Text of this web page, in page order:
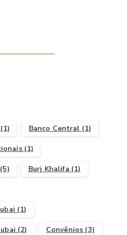
(1) Banco Central (1)
(1)
(5) Burj Khalifa (1)
(1)
(2) Convênios (3)